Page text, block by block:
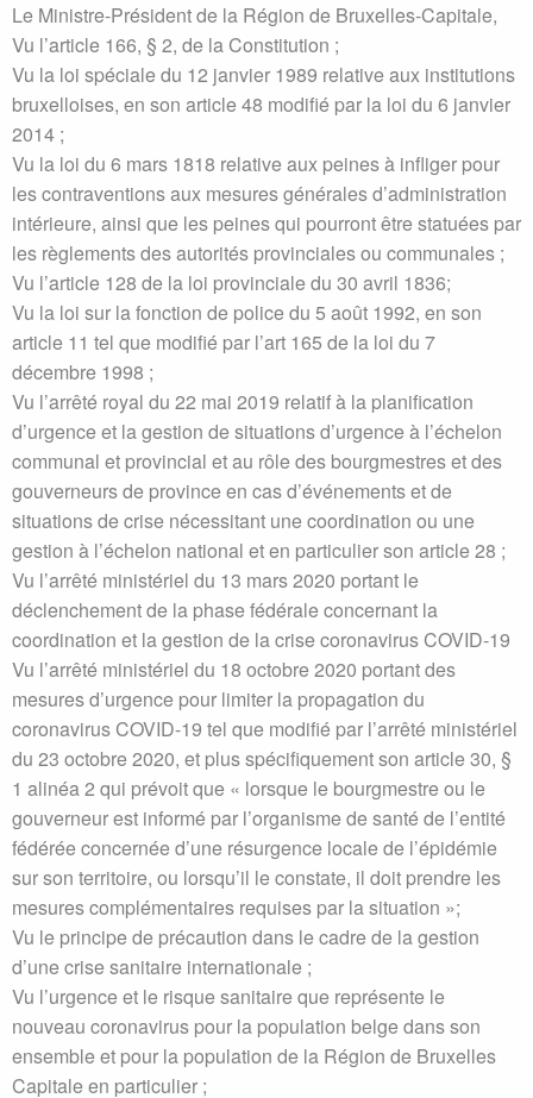
Le Ministre-Président de la Région de Bruxelles-Capitale,
Vu l’article 166, § 2, de la Constitution ;
Vu la loi spéciale du 12 janvier 1989 relative aux institutions
bruxelloises, en son article 48 modifié par la loi du 6 janvier
2014 ;
Vu la loi du 6 mars 1818 relative aux peines à infliger pour
les contraventions aux mesures générales d’administration
intérieure, ainsi que les peines qui pourront être statuées par
les règlements des autorités provinciales ou communales ;
Vu l’article 128 de la loi provinciale du 30 avril 1836;
Vu la loi sur la fonction de police du 5 août 1992, en son
article 11 tel que modifié par l’art 165 de la loi du 7
décembre 1998 ;
Vu l’arrêté royal du 22 mai 2019 relatif à la planification
d’urgence et la gestion de situations d’urgence à l’échelon
communal et provincial et au rôle des bourgmestres et des
gouverneurs de province en cas d’événements et de
situations de crise nécessitant une coordination ou une
gestion à l’échelon national et en particulier son article 28 ;
Vu l’arrêté ministériel du 13 mars 2020 portant le
déclenchement de la phase fédérale concernant la
coordination et la gestion de la crise coronavirus COVID-19
Vu l’arrêté ministériel du 18 octobre 2020 portant des
mesures d’urgence pour limiter la propagation du
coronavirus COVID-19 tel que modifié par l’arrêté ministériel
du 23 octobre 2020, et plus spécifiquement son article 30, §
1 alinéa 2 qui prévoit que « lorsque le bourgmestre ou le
gouverneur est informé par l’organisme de santé de l’entité
fédérée concernée d’une résurgence locale de l’épidémie
sur son territoire, ou lorsqu’il le constate, il doit prendre les
mesures complémentaires requises par la situation »;
Vu le principe de précaution dans le cadre de la gestion
d’une crise sanitaire internationale ;
Vu l’urgence et le risque sanitaire que représente le
nouveau coronavirus pour la population belge dans son
ensemble et pour la population de la Région de Bruxelles
Capitale en particulier ;